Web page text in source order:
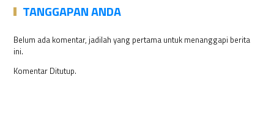
TANGGAPAN ANDA
Belum ada komentar, jadilah yang pertama untuk menanggapi berita
ini.
Komentar Ditutup.